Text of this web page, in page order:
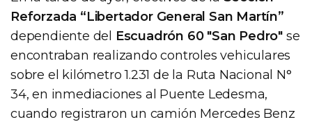
Reforzada “Libertador General San Martín”
dependiente del Escuadrón 60 "San Pedro" se
encontraban realizando controles vehiculares
sobre el kilómetro 1.231 de la Ruta Nacional N°
34, en inmediaciones al Puente Ledesma,
cuando registraron un camión Mercedes Benz